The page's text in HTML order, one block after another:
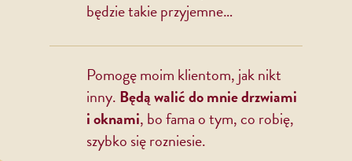
będzie takie przyjemne…
Pomogę moim klientom, jak nikt
inny. Będą walić do mnie drzwiami
i oknami, bo fama o tym, co robię,
szybko się rozniesie.